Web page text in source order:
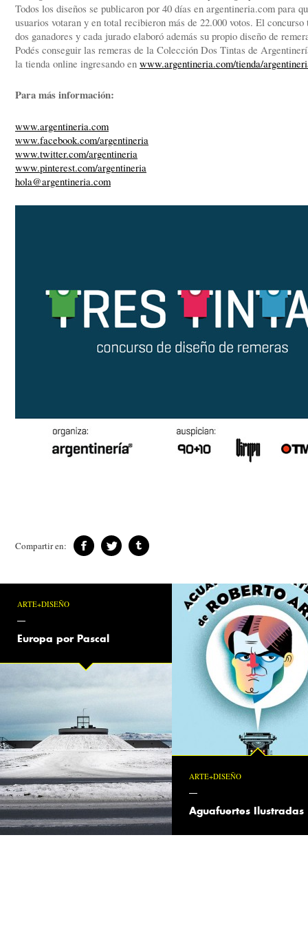
Todos los diseños se publicaron por 40 días en argentineria.com para
usuarios votaran y en total recibieron más de 22.000 votos. El concurso
dos ganadores y cada jurado elaboró además su propio diseño de
Podés conseguir las remeras de la Colección Dos Tintas de
la tienda online ingresando en www.argentineria.com/tienda/
Para más información:
www.argentineria.com
www.facebook.com/argentineria
www.twitter.com/argentineria
www.pinterest.com/argentineria
hola@argentineria.com
Compartir en:
ARTE+DISEÑO
Europa por Pascal
ARTE+DISEÑO
Aguafuertes Ilustradas